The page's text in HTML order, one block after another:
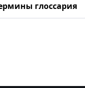
глоссария